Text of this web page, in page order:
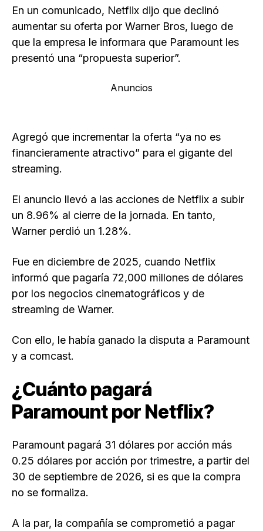
En un comunicado, Netflix dijo que declinó
aumentar su oferta por Warner Bros, luego de
que la empresa le informara que Paramount les
presentó una “propuesta superior”.
Anuncios
Agregó que incrementar la oferta “ya no es
financieramente atractivo” para el gigante del
streaming.
El anuncio llevó a las acciones de Netflix a subir
un 8.96% al cierre de la jornada. En tanto,
Warner perdió un 1.28%.
Fue en diciembre de 2025, cuando Netflix
informó que pagaría 72,000 millones de dólares
por los negocios cinematográficos y de
streaming de Warner.
Con ello, le había ganado la disputa a Paramount
y a comcast.
¿Cuánto pagará
Paramount por Netflix?
Paramount pagará 31 dólares por acción más
0.25 dólares por acción por trimestre, a partir del
30 de septiembre de 2026, si es que la compra
no se formaliza.
A la par, la compañía se comprometió a pagar